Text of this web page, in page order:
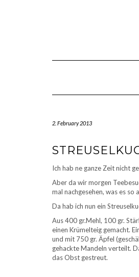
2. February 2013
Ich hab ne ganze Zeit nicht
Aber da wir morgen
mal nachgesehen, was es so
Da hab ich nun ein
Aus 400 gr.Mehl, 100 gr.
einen Krümelteig gemacht.
und mit 750 gr. Äpfel
gehackte Mandeln verteilt.
das Obst gestreut.